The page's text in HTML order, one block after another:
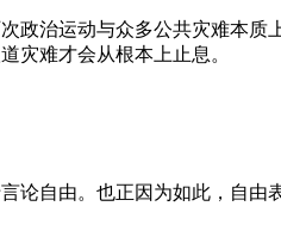
政治运动与众多公共灾难本
灾难才会从根本上止息。
论自由。也正因为如此，自